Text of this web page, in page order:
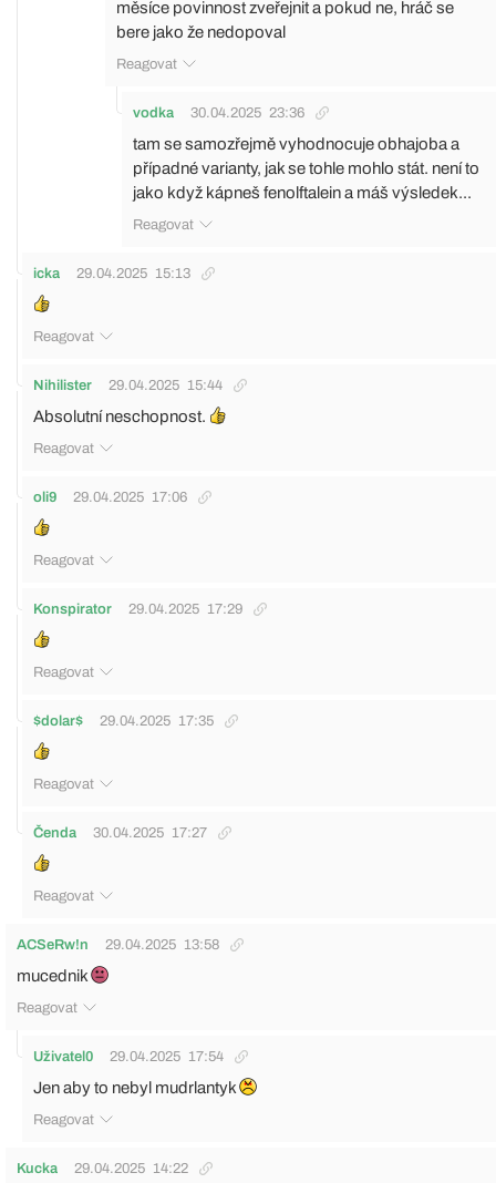
měsíce povinnost zveřejnit a pokud ne, hráč se
bere jako že nedopoval
Reagovat
vodka 30.04.2025 23:36
tam se samozřejmě vyhodnocuje obhajoba a
případné varianty, jak se tohle mohlo stát. není to
jako když kápneš fenolftalein a máš výsledek...
Reagovat
icka 29.04.2025 15:13
Reagovat
Nihilister 29.04.2025 15:44
Absolutní neschopnost.
Reagovat
oli9 29.04.2025 17:06
Reagovat
Konspirator 29.04.2025 17:29
Reagovat
$dolar$ 29.04.2025 17:35
Reagovat
Čenda 30.04.2025 17:27
Reagovat
ACSeRw!n 29.04.2025 13:58
mucednik
Reagovat
Uživatel0 29.04.2025 17:54
Jen aby to nebyl mudrlantyk
Reagovat
Kucka 29.04.2025 14:22